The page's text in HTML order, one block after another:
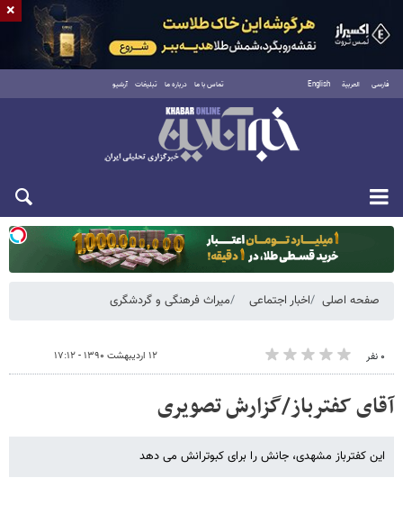
فارسی العربية English تماس با ما درباره ما تبلیغات آرشیو
یکشنبه ۱۸ مرداد ۱۴۰۵
صفحه اصلی اخبار اجتماعی میراث فرهنگی و گردشگری
۰ نفر ۱۲ اردیبهشت ۱۳۹۰ - ۱۷:۱۲
آقای کفترباز/گزارش تصویری
این کفترباز مشهدی، جانش را برای کبوترانش می دهد
×